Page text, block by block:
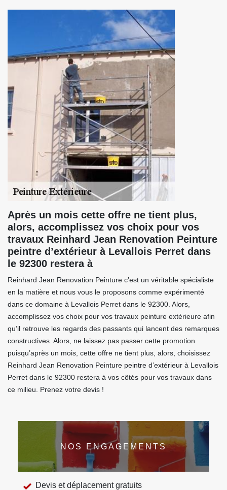
Après un mois cette offre ne tient plus,
alors, accomplissez vos choix pour vos
travaux Reinhard Jean Renovation Peinture
peintre d’extérieur à Levallois Perret dans
le 92300 restera à
Reinhard Jean Renovation Peinture c’est un véritable spécialiste
en la matière et nous vous le proposons comme expérimenté
dans ce domaine à Levallois Perret dans le 92300. Alors,
accomplissez vos choix pour vos travaux peinture extérieure afin
qu’il retrouve les regards des passants qui lancent des remarques
constructives. Alors, ne laissez pas passer cette promotion
puisqu’après un mois, cette offre ne tient plus, alors, choisissez
Reinhard Jean Renovation Peinture peintre d’extérieur à Levallois
Perret dans le 92300 restera à vos côtés pour vos travaux dans
ce milieu. Prenez votre devis !
NOS ENGAGEMENTS
Devis et déplacement gratuits